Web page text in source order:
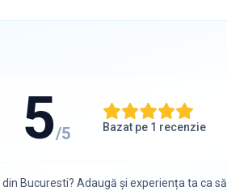
5/5 Bazat pe 1 recenzie
din Bucuresti? Adaugă și experiența ta ca să